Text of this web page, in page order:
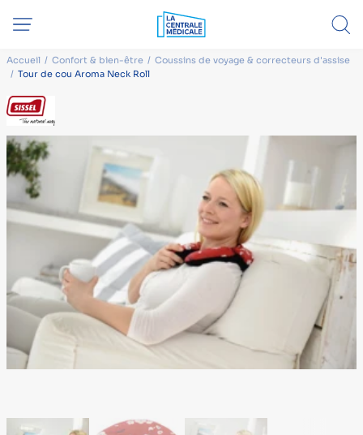
Accueil Confort & bien-être
Coussins de voyage & correcteurs d'assise
Tour de cou Aroma Neck Roll